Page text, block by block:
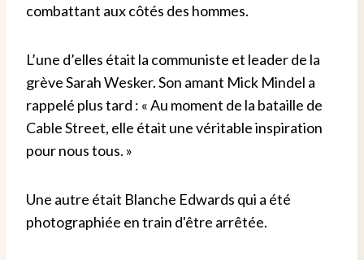
combattant aux côtés des hommes.
L’une d’elles était la communiste et leader de la
grève Sarah Wesker. Son amant Mick Mindel a
rappelé plus tard : « Au moment de la bataille de
Cable Street, elle était une véritable inspiration
pour nous tous. »
Une autre était Blanche Edwards qui a été
photographiée en train d'être arrêtée.